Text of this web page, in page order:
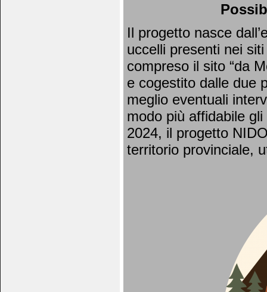
Il progetto nasce
uccelli presenti nei
compreso il sito “da
e cogestito dalle due
meglio eventuali
modo più affidabile
2024, il progetto
territorio provinciale,